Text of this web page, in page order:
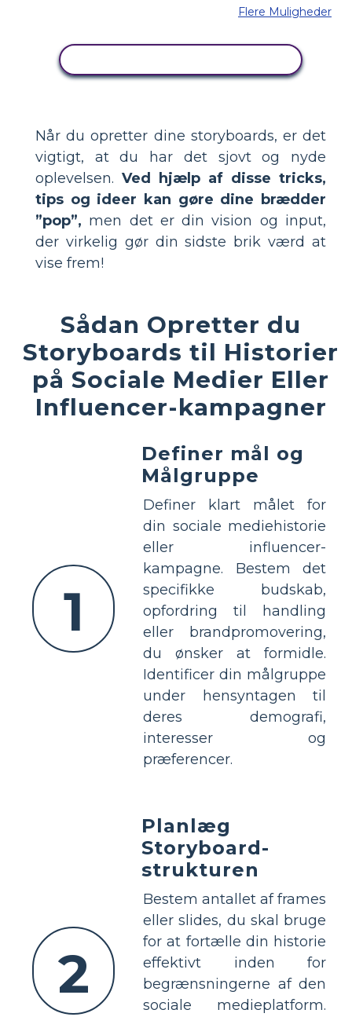
Flere Muligheder
Når du opretter dine storyboards, er det
vigtigt, at du har det sjovt og nyde
oplevelsen. Ved hjælp af disse tricks,
tips og ideer kan gøre dine brædder
”pop”, men det er din vision og input,
der virkelig gør din sidste brik værd at
vise frem!
Sådan Opretter du
Storyboards til Historier
på Sociale Medier Eller
Influencer-kampagner
1
Definer mål og
Målgruppe
Definer klart målet for
din sociale mediehistorie
eller influencer-
kampagne. Bestem det
specifikke budskab,
opfordring til handling
eller brandpromovering,
du ønsker at formidle.
Identificer din målgruppe
under hensyntagen til
deres demografi,
interesser og
præferencer.
2
Planlæg
Storyboard-
strukturen
Bestem antallet af frames
eller slides, du skal bruge
for at fortælle din historie
effektivt inden for
begrænsningerne af den
sociale medieplatform.